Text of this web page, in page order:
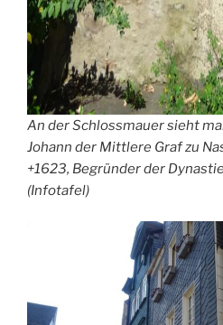
An der Schlossmauer sieht
Johann der Mittlere Graf zu
+1623, Begründer der
(Infotafel)